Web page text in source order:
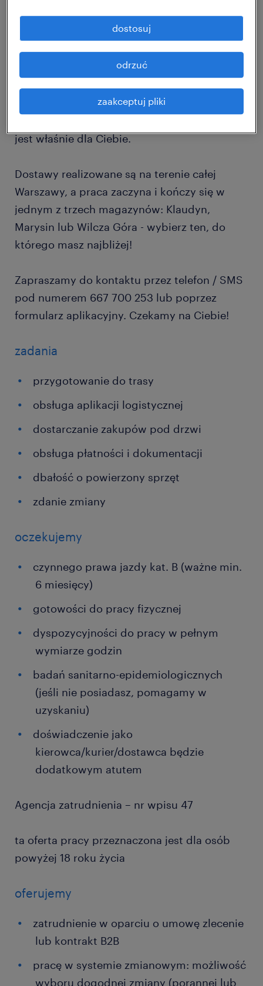
Masz prawo jazdy kat. B, lubisz prowadzić
auto i jesteś osobą, która ceni sobie
aktywność fizyczną w codziennej pracy?
Szukamy właśnie Ciebie! Jeśli szukasz
stabilnego zajęcia za kierownicą i chcesz
jest właśnie dla Ciebie.
Dostawy realizowane są na terenie całej
Warszawy, a praca zaczyna i kończy się w
jednym z trzech magazynów: Klaudyn,
Marysin lub Wilcza Góra - wybierz ten, do
którego masz najbliżej!
Zapraszamy do kontaktu przez telefon / SMS
pod numerem 667 700 253 lub poprzez
formularz aplikacyjny. Czekamy na Ciebie!
zadania
przygotowanie do trasy
obsługa aplikacji logistycznej
dostarczanie zakupów pod drzwi
obsługa płatności i dokumentacji
dbałość o powierzony sprzęt
zdanie zmiany
oczekujemy
czynnego prawa jazdy kat. B (ważne min.
6 miesięcy)
gotowości do pracy fizycznej
dyspozycyjności do pracy w pełnym
wymiarze godzin
badań sanitarno-epidemiologicznych
(jeśli nie posiadasz, pomagamy w
uzyskaniu)
doświadczenie jako
kierowca/kurier/dostawca będzie
dodatkowym atutem
Agencja zatrudnienia – nr wpisu 47
ta oferta pracy przeznaczona jest dla osób
powyżej 18 roku życia
oferujemy
zatrudnienie w oparciu o umowę zlecenie
lub kontrakt B2B
pracę w systemie zmianowym: możliwość
wyboru dogodnej zmiany (porannej lub
zaakceptuj pliki
odrzuć
dostosuj